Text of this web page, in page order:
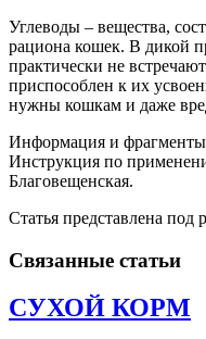
Углеводы – вещества,
рациона кошек. В дикой
практически не
приспособлен к их
нужны кошкам и даже
Информация и фрагменты
Инструкция по
Благовещенская.
Статья представлена
Связанные статьи
СУХОЙ КОРМ